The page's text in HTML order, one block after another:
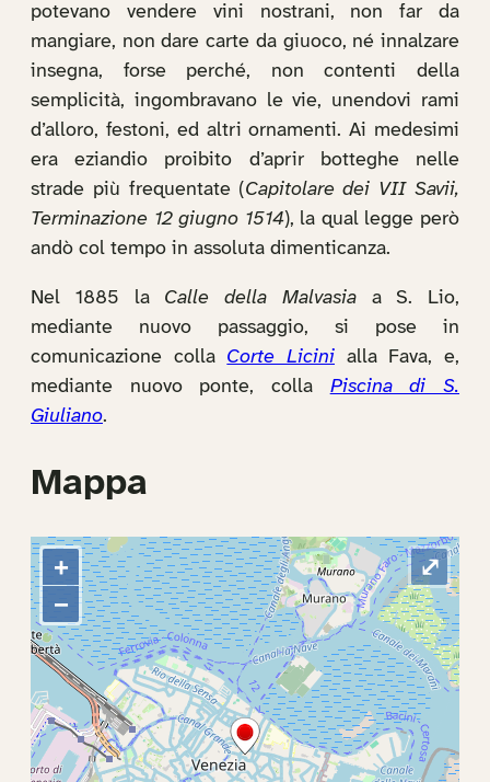
potevano vendere vini nostrani, non far da
mangiare, non dare carte da giuoco, né innalzare
insegna, forse perché, non contenti della
semplicità, ingombravano le vie, unendovi rami
d’alloro, festoni, ed altri ornamenti. Ai medesimi
era eziandio proibito d’aprir botteghe nelle
strade più frequentate (Capitolare dei VII Savii,
Terminazione 12 giugno 1514), la qual legge però
andò col tempo in assoluta dimenticanza.
Nel 1885 la Calle della Malvasiaa S. Lio,
mediante nuovo passaggio, si pose in
comunicazione colla Corte Licini alla Fava, e,
mediante nuovo ponte, colla Piscina di S.
Giuliano.
Mappa